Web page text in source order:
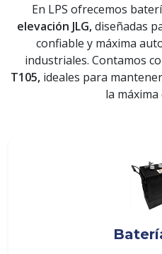
ENVIAR
En LPS ofrecemos
elevación JLG,diseñadas
confiable y máxima
industriales. Contamos
T105, ideales para
la máxima